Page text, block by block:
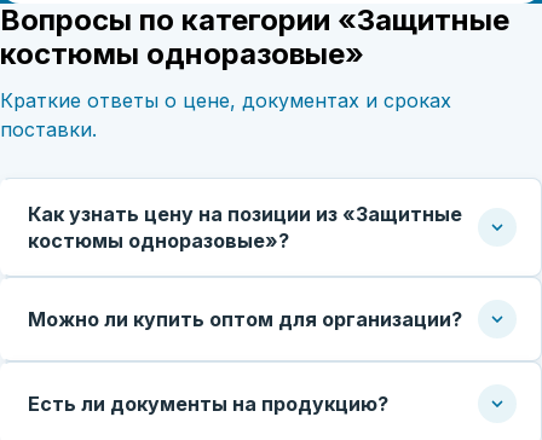
Вопросы по категории «Защитные
костюмы одноразовые»
Краткие ответы о цене, документах и сроках
поставки.
Как узнать цену на позиции из «Защитные
костюмы одноразовые»?
Можно ли купить оптом для организации?
Есть ли документы на продукцию?